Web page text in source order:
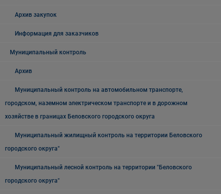
Архив закупок
Информация для заказчиков
Муниципальный контроль
Архив
Муниципальный контроль на автомобильном транспорте,
городском, наземном электрическом транспорте и в дорожном
хозяйстве в границах Беловского городского округа
Муниципальный жилищный контроль на территории Беловского
городского округа"
Муниципальный лесной контроль на территории "Беловского
городского округа"